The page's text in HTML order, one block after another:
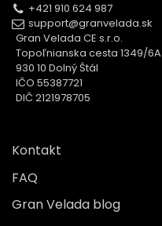
+421 910 624 987
support@granvelada.sk
Gran Velada CE s.r.o.
Topoľnianska cesta 1349/6A
930 10 Dolný Štál
IČO 55387721
DIČ 2121978705
Kontakt
FAQ
Gran Velada blog